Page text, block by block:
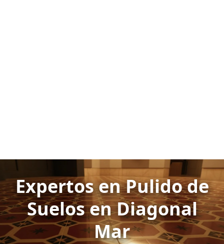
Expertos en Pulido de
Suelos en Diagonal
Mar